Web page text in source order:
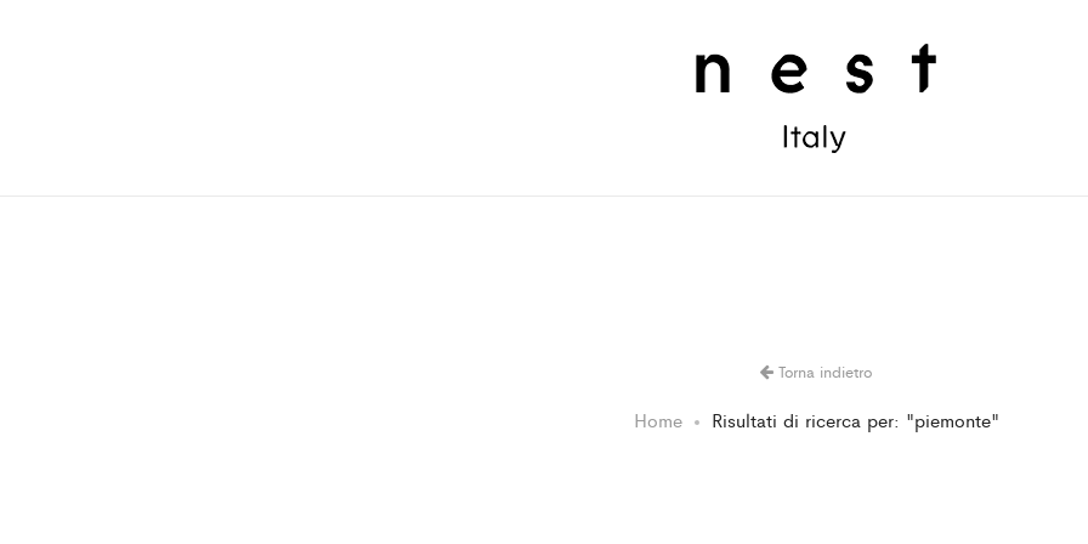
Torna indietro
Home Risultati di ricerca per: "piemonte"